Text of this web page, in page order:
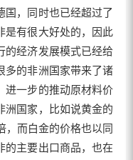
国，同时也已经超过了
是有很大好处的，因此
的经济发展模式已经给
多的非洲国家带来了诸
进一步的推动原材料价
洲国家，比如说黄金的
，而白金的价格也以同
的主要出口商品，也在